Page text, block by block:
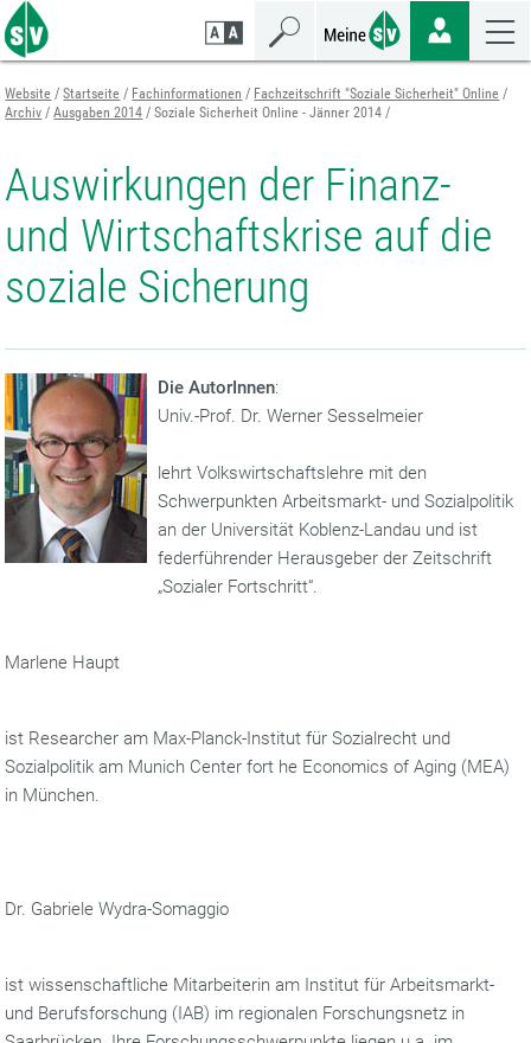
Zum
Seiteninhalt
springen
Zur
Navigation
springen
Zur
Mobilen
Navigation
springen
Website Startseite Fachinformationen
Fachzeitschrift "Soziale Sicherheit" Online
Archiv
Ausgaben 2014 Soziale Sicherheit Online - Jänner 2014
Auswirkungen der Finanz-
und Wirtschaftskrise auf die
soziale Sicherung
Die AutorInnen:
Univ.-Prof. Dr. Werner Sesselmeier
lehrt Volkswirtschaftslehre mit den
Schwerpunkten Arbeitsmarkt- und Sozialpolitik
an der Universität Koblenz-Landau und ist
federführender Herausgeber der Zeitschrift
„Sozialer Fortschritt“.
Marlene Haupt
ist Researcher am Max-Planck-Institut für Sozialrecht und
Sozialpolitik am Munich Center fort he Economics of Aging (MEA)
in München.
Dr. Gabriele Wydra-Somaggio
ist wissenschaftliche Mitarbeiterin am Institut für Arbeitsmarkt-
und Berufsforschung (IAB) im regionalen Forschungsnetz in